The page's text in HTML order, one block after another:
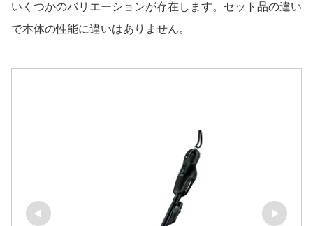
いくつかのバリエーションが存在します。セット品の違い
で本体の性能に違いはありません。